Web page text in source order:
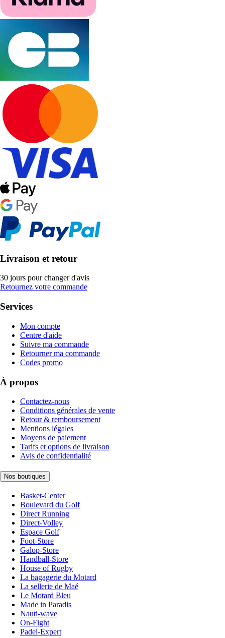
Livraison et retour
30 jours pour changer d'avis
Retournez votre commande
Services
Mon compte
Centre d'aide
Suivre ma commande
Retourner ma commande
Codes promo
À propos
Contactez-nous
Conditions générales de vente
Retour & remboursement
Mentions légales
Moyens de paiement
Tarifs et options de livraison
Avis de confidentialité
Nos boutiques
Basket-Center
Boulevard du Golf
Direct Running
Direct-Volley
Espace Golf
Foot-Store
Galop-Store
Handball-Store
House of Rugby
La bagagerie du Motard
La sellerie de Maé
Le Motard Bleu
Made in Paradis
Nauti-wave
On-Fight
Padel-Expert